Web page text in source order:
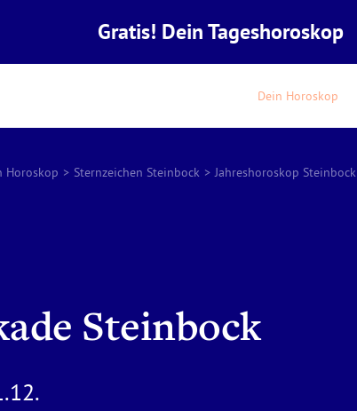
Dein Horoskop
Gratis! Dein Tageshoroskop
Horoskop > Sternzeichen Steinbock > Jahreshoroskop Steinbock
Steinbock